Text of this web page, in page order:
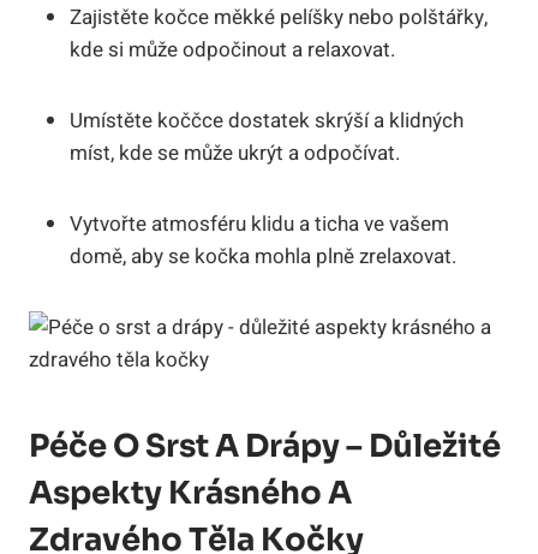
Zajistěte kočce měkké pelíšky nebo polštářky,
kde si může odpočinout a relaxovat.
Umístěte koččce dostatek skrýší a klidných
míst, kde se může ukrýt a odpočívat.
Vytvořte atmosféru klidu a ticha ve vašem
domě, aby se kočka mohla plně zrelaxovat.
Péče O Srst A Drápy – Důležité
Aspekty Krásného A
Zdravého Těla Kočky